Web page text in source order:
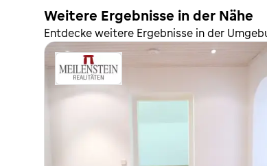
Weitere Ergebnisse in der Nähe
Entdecke weitere Ergebnisse in der